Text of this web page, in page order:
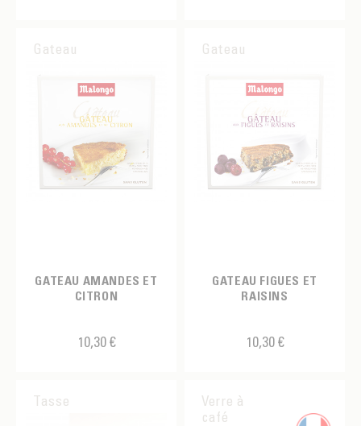
Gateau
GATEAU AMANDES ET
CITRON
10,30 €
Gateau
GATEAU FIGUES ET
RAISINS
10,30 €
Tasse
Verre à
café